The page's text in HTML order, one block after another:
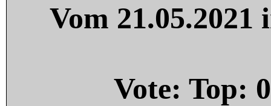
Vom
Vote: Top: 0